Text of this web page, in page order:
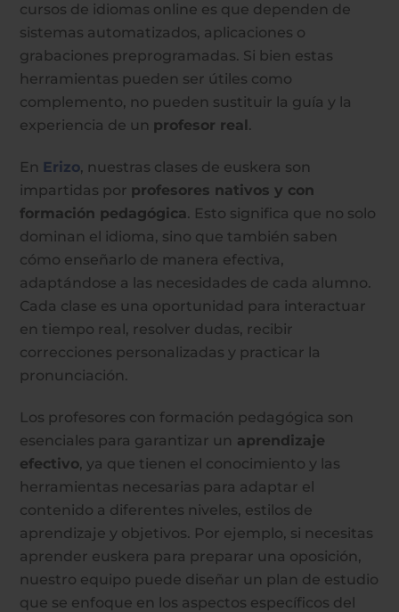
cursos de idiomas online es que dependen de
sistemas automatizados, aplicaciones o
grabaciones preprogramadas. Si bien estas
herramientas pueden ser útiles como
complemento, no pueden sustituir la guía y la
experiencia de un profesor real .
En Erizo, nuestras clases de euskera son
impartidas por profesores nativos y con
formación pedagógica. Esto significa que no solo
dominan el idioma, sino que también saben
cómo enseñarlo de manera efectiva,
adaptándose a las necesidades de cada alumno.
Cada clase es una oportunidad para interactuar
en tiempo real, resolver dudas, recibir
correcciones personalizadas y practicar la
pronunciación.
Los profesores con formación pedagógica son
esenciales para garantizar un aprendizaje
efectivo, ya que tienen el conocimiento y las
herramientas necesarias para adaptar el
contenido a diferentes niveles, estilos de
aprendizaje y objetivos. Por ejemplo, si necesitas
aprender euskera para preparar una oposición,
nuestro equipo puede diseñar un plan de estudio
que se enfoque en los aspectos específicos del